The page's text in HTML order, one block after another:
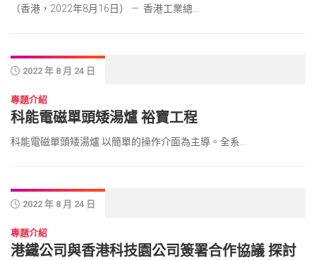
（香港，2022年8月16日） — 香港工業總...
2022 年 8 月 24 日
專題介紹
科能電磁單頭矮湯爐 裕寶工程
科能電磁單頭矮湯爐 以簡單的操作介面為主導。全系...
2022 年 8 月 24 日
專題介紹
港鐵公司與香港科技園公司簽署合作協議 探討